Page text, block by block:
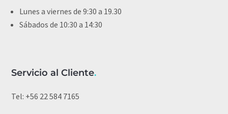
Lunes a viernes de 9:30 a 19.30
Sábados de 10:30 a 14:30
Servicio al Cliente.
Tel: +56 22 584 7165